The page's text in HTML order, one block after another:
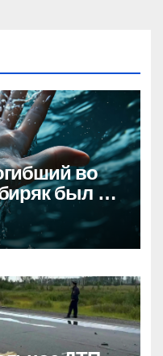
во
был в